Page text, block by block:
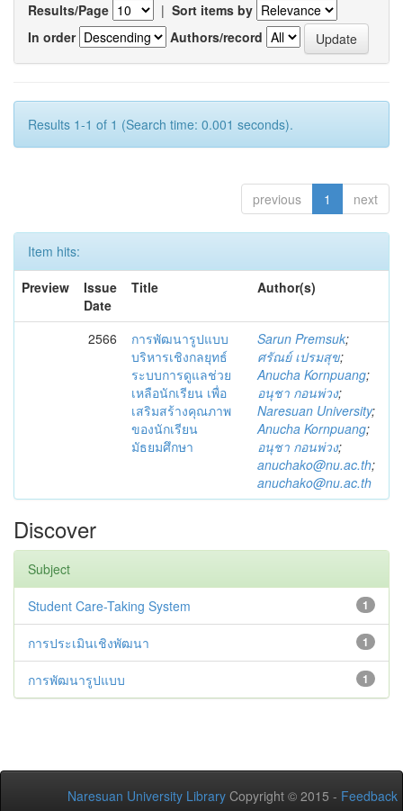
Results/Page | Sort items by
In order
Authors/record
Results 1-1 of 1 (Search time: 0.001 seconds).
previous 1 next
Item hits:
Preview
Issue
Date
Title Author(s)
2566
การพัฒนารูปแบบ
บริหารเชิงกลยุทธ์
ระบบการดูแลช่วย
เหลือนักเรียน เพื่อ
เสริมสร้างคุณภาพ
ของนักเรียน
มัธยมศึกษา
Sarun Premsuk;
ศรัณย์ เปรมสุข;
Anucha Kornpuang;
อนุชา กอนพ่วง;
Naresuan University;
Anucha Kornpuang;
อนุชา กอนพ่วง;
anuchako@nu.ac.th;
anuchako@nu.ac.th
Discover
Subject
1
Student Care-Taking System
1
การประเมินเชิงพัฒนา
1
การพัฒนารูปแบบ
Naresuan University Library Copyright © 2015 - Feedback